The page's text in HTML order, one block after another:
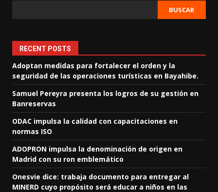
BUSCAR
RECENT POSTS
Adoptan medidas para fortalecer el orden y la
seguridad de las operaciones turísticas en Bayahibe.
Samuel Pereyra presenta los logros de su gestión en
Banreservas
ODAC impulsa la calidad con capacitaciones en
normas ISO
ADOPRON impulsa la denominación de origen en
Madrid con su ron emblemático
Onesvie dice: trabaja documento para entregar al
MINERD cuyo propósito será educar a niños en las